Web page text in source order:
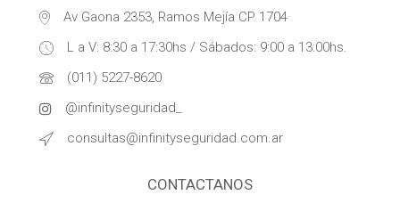
CONTACTANOS
Av Gaona 2353, Ramos Mejía CP 1704
L a V: 8:30 a 17:30hs / Sábados: 9:00 a 13:00hs.
(011) 5227-8620
@infinityseguridad_
consultas@infinityseguridad.com.ar